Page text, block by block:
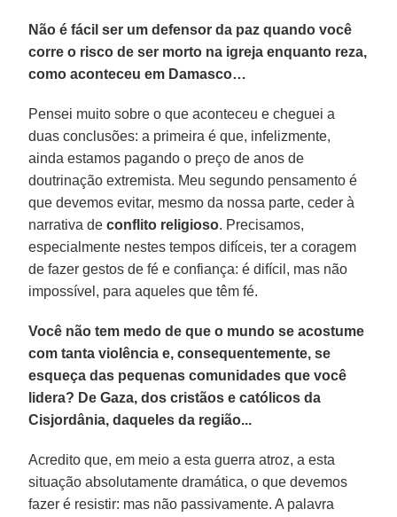
Não é fácil ser um defensor da paz quando você
corre o risco de ser morto na igreja enquanto reza,
como aconteceu em Damasco…
Pensei muito sobre o que aconteceu e cheguei a
duas conclusões: a primeira é que, infelizmente,
ainda estamos pagando o preço de anos de
doutrinação extremista. Meu segundo pensamento é
que devemos evitar, mesmo da nossa parte, ceder à
narrativa deconflito religioso. Precisamos,
especialmente nestes tempos difíceis, ter a coragem
de fazer gestos de fé e confiança: é difícil, mas não
impossível, para aqueles que têm fé.
Você não tem medo de que o mundo se acostume
com tanta violência e, consequentemente, se
esqueça das pequenas comunidades que você
lidera? De Gaza, dos cristãos e católicos da
Cisjordânia, daqueles da região...
Acredito que, em meio a esta guerra atroz, a esta
situação absolutamente dramática, o que devemos
fazer é resistir: mas não passivamente. A palavra